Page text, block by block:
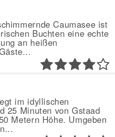
Caumasee ist
Buchten eine echte
an heißen
im idyllischen
25 Minuten von Gstaad
Metern Höhe. Umgeben